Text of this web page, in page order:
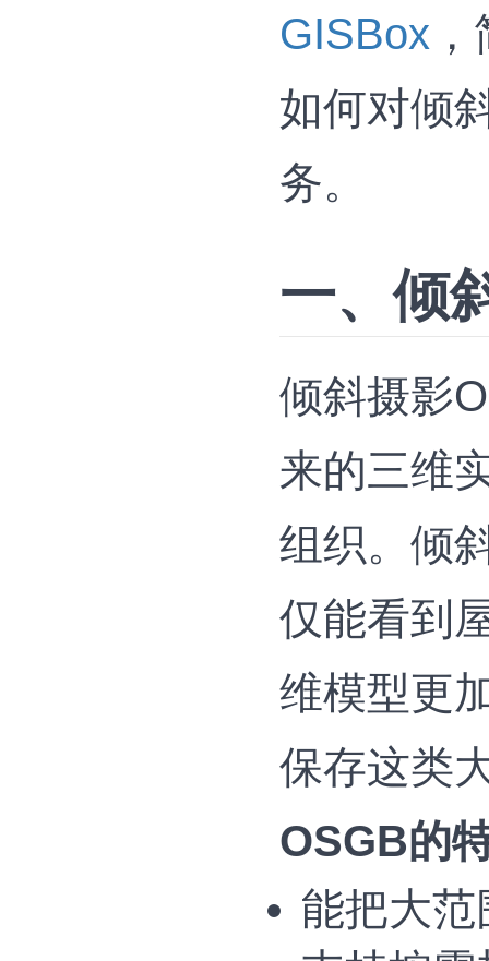
GISBox
如何对倾
务。
一、倾
倾斜摄影
来的三维
组织。倾
仅能看到
维模型更
保存这类
OSGB的
能把大